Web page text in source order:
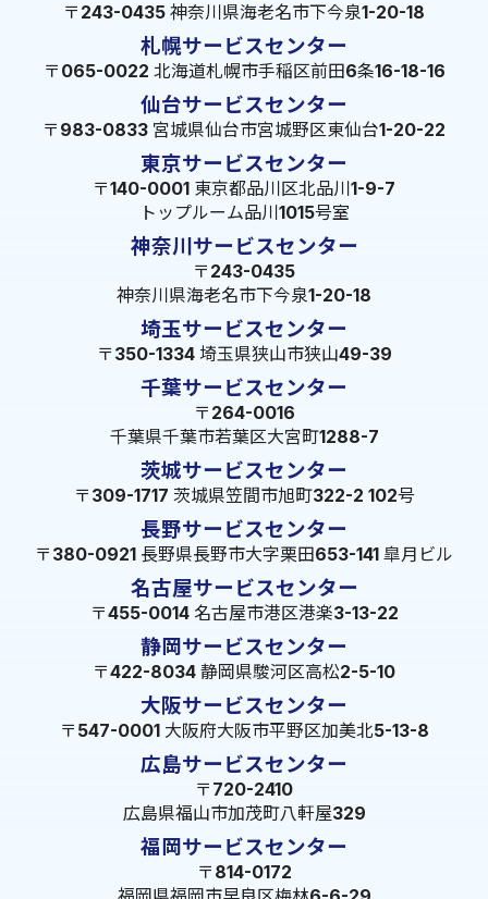
〒243-0435 神奈川県海老名市下今泉1-20-18
札幌サービスセンター
〒065-0022 北海道札幌市手稲区前田6条16-18-16
仙台サービスセンター
〒983-0833 宮城県仙台市宮城野区東仙台1-20-22
東京サービスセンター
〒140-0001 東京都品川区北品川1-9-7
トップルーム品川1015号室
神奈川サービスセンター
〒243-0435
神奈川県海老名市下今泉1-20-18
埼玉サービスセンター
〒350-1334 埼玉県狭山市狭山49-39
千葉サービスセンター
〒264-0016
千葉県千葉市若葉区大宮町1288-7
茨城サービスセンター
〒309-1717 茨城県笠間市旭町322-2 102号
長野サービスセンター
〒380-0921 長野県長野市大字栗田653-141 皐月ビル
名古屋サービスセンター
〒455-0014 名古屋市港区港楽3-13-22
静岡サービスセンター
〒422-8034 静岡県駿河区高松2-5-10
大阪サービスセンター
〒547-0001 大阪府大阪市平野区加美北5-13-8
広島サービスセンター
〒720-2410
広島県福山市加茂町八軒屋329
福岡サービスセンター
〒814-0172